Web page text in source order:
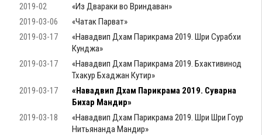
2019-02
«Из Двараки во Вриндаван»
2019-03-06
«Чатак Парват»
2019-03-17
«Навадвип Дхам Парикрама 2019. Шри Сурабхи
Кунджа»
2019-03-17
«Навадвип Дхам Парикрама 2019. Бхактивинод
Тхакур Бхаджан Кутир»
2019-03-17
«Навадвип Дхам Парикрама 2019. Суварна
Бихар Мандир»
2019-03-18
«Навадвип Дхам Парикрама 2019. Шри Шри Гоур
Нитьянанда Мандир»